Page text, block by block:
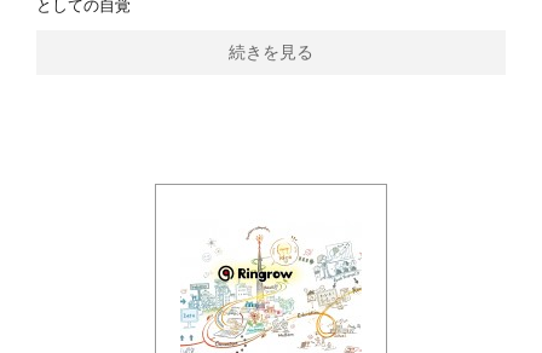
としての自覚
続きを見る